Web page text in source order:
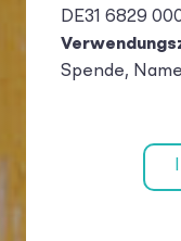
DE31 6829
Spende,